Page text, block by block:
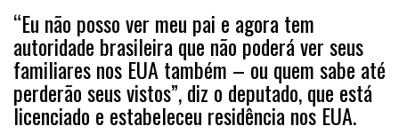
“Eu não posso ver meu pai e agora tem
autoridade brasileira que não poderá ver seus
familiares nos EUA também – ou quem sabe até
perderão seus vistos”, diz o deputado, que está
licenciado e estabeleceu residência nos EUA.